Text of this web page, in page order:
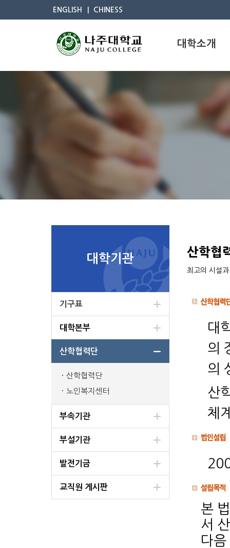
ENGLISH CHINESS
대학소개
대학기관
기구표
대학본부
산학협력단
산학협력단
노인복지센터
부속기관
부설기관
발전기금
교직원 게시판
산학협
최고의 시설
대
의
의
산
체
본
서
다